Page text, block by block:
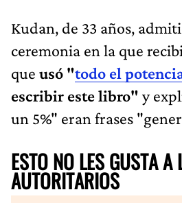
Kudan, de 33 años,
ceremonia en la que
que usó "todo el
escribir este libro" y
un 5%" eran frases
ESTO NO LES GUSTA A
AUTORITARIOS